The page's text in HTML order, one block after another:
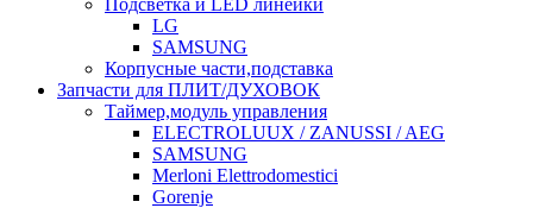
Подсветка и LED линейки
LG
SAMSUNG
Корпусные части,подставка
Запчасти для ПЛИТ/ДУХОВОК
Таймер,модуль управления
ELECTROLUUX / ZANUSSI / AEG
SAMSUNG
Merloni Elettrodomestici
Gorenje